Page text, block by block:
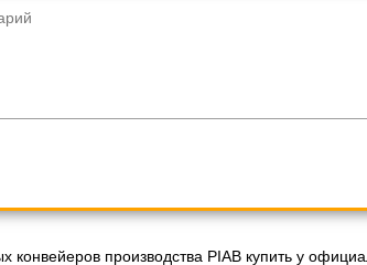
конвейеров производства PIAB купить у